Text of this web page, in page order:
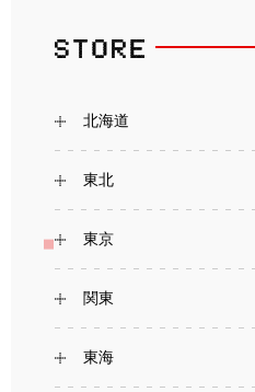
北海道
東北
東京
関東
東海